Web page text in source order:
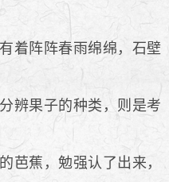
着阵阵春雨绵绵，石壁
辨果子的种类，则是考
蕉，勉强认了出来，